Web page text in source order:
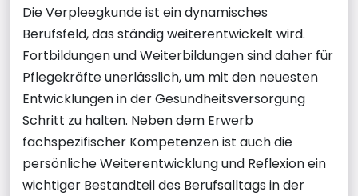
Die Verpleegkunde ist ein dynamisches
Berufsfeld, das ständig weiterentwickelt wird.
Fortbildungen und Weiterbildungen sind daher für
Pflegekräfte unerlässlich, um mit den neuesten
Entwicklungen in der Gesundheitsversorgung
Schritt zu halten. Neben dem Erwerb
fachspezifischer Kompetenzen ist auch die
persönliche Weiterentwicklung und Reflexion ein
wichtiger Bestandteil des Berufsalltags in der